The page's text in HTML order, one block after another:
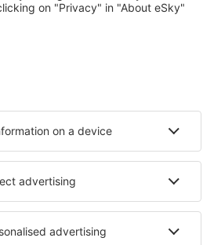
Pernottamenti a Raleigh
Pernottamenti in Sögel
Pernottamenti in Talarn
Sabina